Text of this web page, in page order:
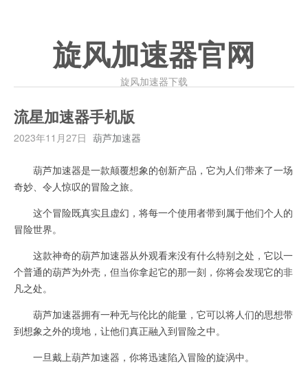
旋风加速器官网
旋风加速器下载
流星加速器手机版
2023年11月27日 葫芦加速器
葫芦加速器是一款颠覆想象的创新产品，它为人们带来了一场
奇妙、令人惊叹的冒险之旅。
这个冒险既真实且虚幻，将每一个使用者带到属于他们个人的
冒险世界。
这款神奇的葫芦加速器从外观看来没有什么特别之处，它以一
个普通的葫芦为外壳，但当你拿起它的那一刻，你将会发现它的非
凡之处。
葫芦加速器拥有一种无与伦比的能量，它可以将人们的思想带
到想象之外的境地，让他们真正融入到冒险之中。
一旦戴上葫芦加速器，你将迅速陷入冒险的旋涡中。